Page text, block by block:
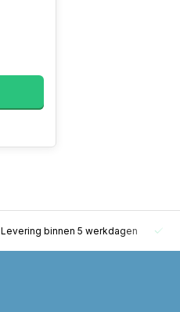
Levering binnen 5 werkdagen